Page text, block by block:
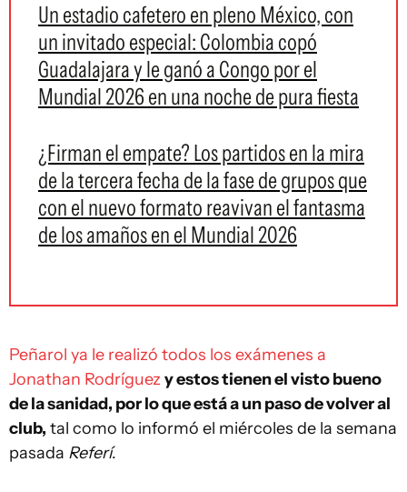
Un estadio cafetero en pleno México, con
un invitado especial: Colombia copó
Guadalajara y le ganó a Congo por el
Mundial 2026 en una noche de pura fiesta
¿Firman el empate? Los partidos en la mira
de la tercera fecha de la fase de grupos que
con el nuevo formato reavivan el fantasma
de los amaños en el Mundial 2026
Peñarol ya le realizó todos los exámenes a
Jonathan Rodríguez y estos tienen el visto bueno
de la sanidad, por lo que está a un paso de volver al
club, tal como lo informó el miércoles de la semana
pasada Referí.